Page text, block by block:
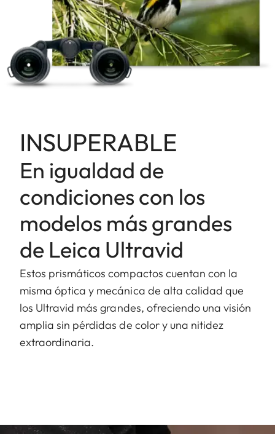
INSUPERABLE
En igualdad de
condiciones con los
modelos más grandes
de Leica Ultravid
Estos prismáticos compactos cuentan con la
misma óptica y mecánica de alta calidad que
los Ultravid más grandes, ofreciendo una visión
amplia sin pérdidas de color y una nitidez
extraordinaria.